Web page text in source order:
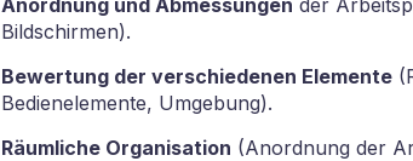
Anordnung und Abmessungen der
Bildschirmen).
Bewertung der verschiedenen Elemente
Bedienelemente, Umgebung).
Räumliche Organisation (Anordnung der